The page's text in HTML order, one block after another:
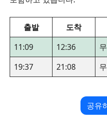
출발 도착
11:09
12:36
19:37
21:08
공유